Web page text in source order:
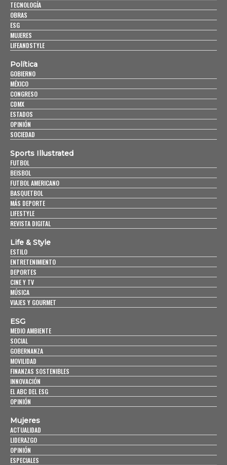
TECNOLOGÍA
OBRAS
ESG
MUJERES
LIFEANDSTYLE
Política
GOBIERNO
MÉXICO
CONGRESO
CDMX
ESTADOS
OPINIÓN
SOCIEDAD
Sports Illustrated
FUTBOL
BEISBOL
FUTBOL AMERICANO
BASQUETBOL
MÁS DEPORTE
LIFESTYLE
REVISTA DIGITAL
Life & Style
ESTILO
ENTRETENIMIENTO
DEPORTES
CINE Y TV
MÚSICA
VIAJES Y GOURMET
ESG
MEDIO AMBIENTE
SOCIAL
GOBERNANZA
MOVILIDAD
FINANZAS SOSTENIBLES
INNOVACIÓN
EL ABC DEL ESG
OPINIÓN
Mujeres
ACTUALIDAD
LIDERAZGO
OPINIÓN
ESPECIALES